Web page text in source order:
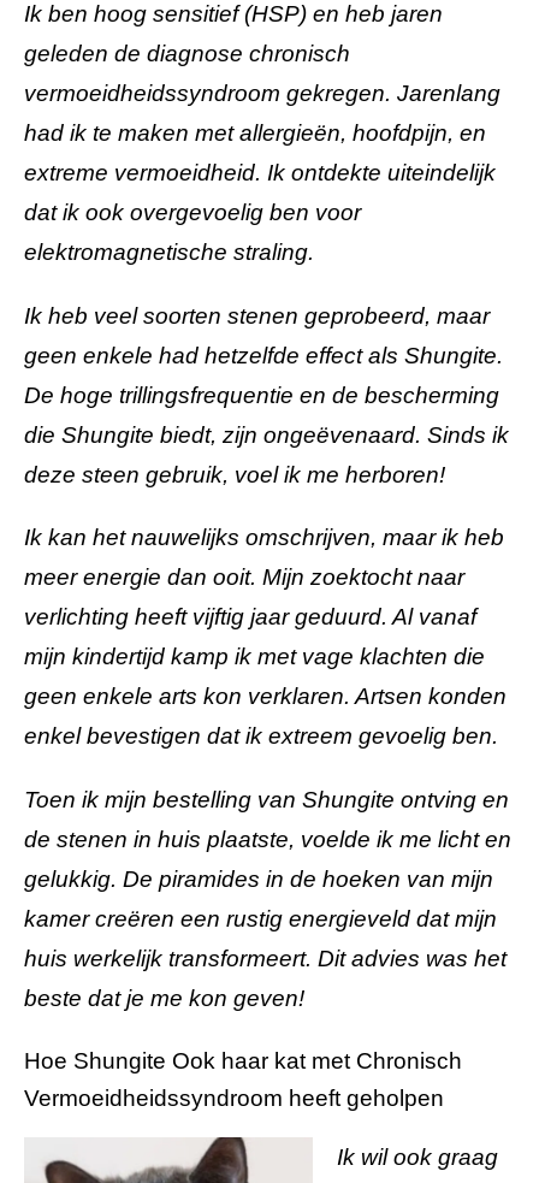
Ik ben hoog sensitief (HSP) en heb jaren
geleden de diagnose chronisch
vermoeidheidssyndroom gekregen. Jarenlang
had ik te maken met allergieën, hoofdpijn, en
extreme vermoeidheid. Ik ontdekte uiteindelijk
dat ik ook overgevoelig ben voor
elektromagnetische straling.
Ik heb veel soorten stenen geprobeerd, maar
geen enkele had hetzelfde effect als Shungite.
De hoge trillingsfrequentie en de bescherming
die Shungite biedt, zijn ongeëvenaard. Sinds ik
deze steen gebruik, voel ik me herboren!
Ik kan het nauwelijks omschrijven, maar ik heb
meer energie dan ooit. Mijn zoektocht naar
verlichting heeft vijftig jaar geduurd. Al vanaf
mijn kindertijd kamp ik met vage klachten die
geen enkele arts kon verklaren. Artsen konden
enkel bevestigen dat ik extreem gevoelig ben.
Toen ik mijn bestelling van Shungite ontving en
de stenen in huis plaatste, voelde ik me licht en
gelukkig. De piramides in de hoeken van mijn
kamer creëren een rustig energieveld dat mijn
huis werkelijk transformeert. Dit advies was het
beste dat je me kon geven!
Hoe Shungite Ook haar kat met Chronisch
Vermoeidheidssyndroom heeft geholpen
Ik wil ook graag